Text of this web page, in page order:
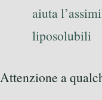
aiuta
liposolubili
Attenzione a